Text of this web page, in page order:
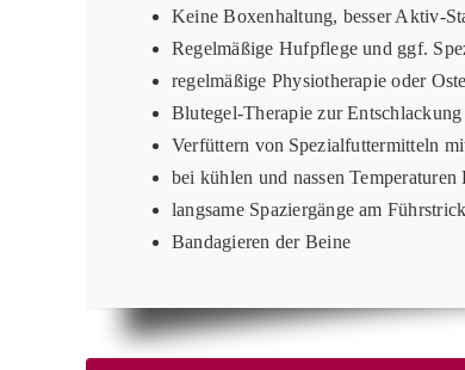
Keine Boxenhaltung, besser Aktiv-
Regelmäßige Hufpflege und ggf.
regelmäßige Physiotherapie oder
Blutegel-Therapie zur
Verfüttern von Spezialfuttermitteln
bei kühlen und nassen Temperaturen
langsame Spaziergänge am Führstrick
Bandagieren der Beine